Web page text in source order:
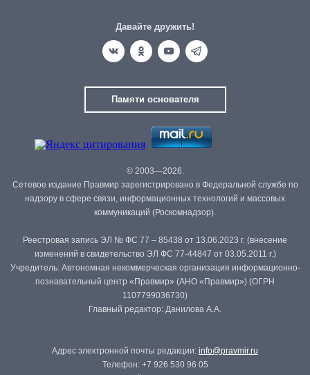
Давайте дружить!
Памяти основателя
© 2003—2026.
Сетевое издание Правмир зарегистрировано в Федеральной службе по
надзору в сфере связи, информационных технологий и массовых
коммуникаций (Роскомнадзор).
Реестровая запись ЭЛ № ФС 77 – 85438 от 13.06.2023 г. (внесение
изменений в свидетельство ЭЛ ФС 77-44847 от 03.05.2011 г.)
Учредитель: Автономная некоммерческая организация информационно-
познавательный центр «Правмир» (АНО «Правмир») (ОГРН
1107799036730)
Главный редактор: Данилова А.А.
Адрес электронной почты редакции: info@pravmir.ru
Телефон: +7 926 530 96 05